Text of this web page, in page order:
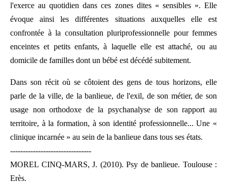
l'exerce au quotidien dans ces zones dites « sensibles ». Elle
évoque ainsi les différentes situations auxquelles elle est
confrontée à la consultation pluriprofessionnelle pour femmes
enceintes et petits enfants, à laquelle elle est attaché, ou au
domicile de familles dont un bébé est décédé subitement.
Dans son récit où se côtoient des gens de tous horizons, elle
parle de la ville, de la banlieue, de l'exil, de son métier, de son
usage non orthodoxe de la psychanalyse de son rapport au
territoire, à la formation, à son identité professionnelle... Une «
clinique incarnée » au sein de la banlieue dans tous ses états.
--------------------------------
MOREL CINQ-MARS, J. (2010). Psy de banlieue. Toulouse :
Erès.